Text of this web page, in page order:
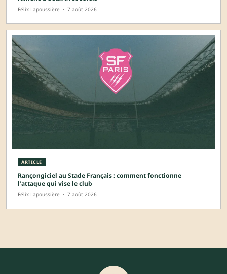
Félix Lapoussière · 7 août 2026
ARTICLE
Rançongiciel au Stade Français : comment fonctionne
l’attaque qui vise le club
Félix Lapoussière · 7 août 2026